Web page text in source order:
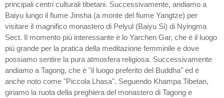
principali centri culturali tibetani. Successivamente, andiamo a
Baiyu lungo il fiume Jinsha (a monte del fiume Yangtze) per
visitare il magnifico monastero di Pelyul (Baiyu Si) di Nyingma
Sect. Il momento più interessante è lo Yarchen Gar, che è il luogo
più grande per la pratica della meditazione femminile e dove
possiamo sentire la pura atmosfera religiosa. Successivamente
andiamo a Tagong, che è "il luogo preferito del Buddha" ed è
anche noto come "Piccola Lhasa". Seguendo Khampa Tibetan,
giriamo la ruota della preghiera del monastero di Tagong e